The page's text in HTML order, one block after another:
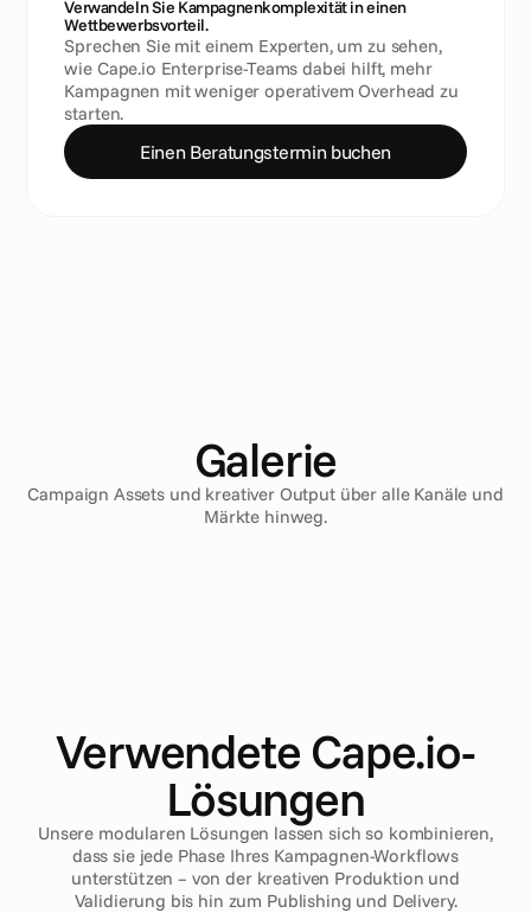
Verwandeln Sie Kampagnenkomplexität in einen
Wettbewerbsvorteil.
Sprechen Sie mit einem Experten, um zu sehen,
wie Cape.io Enterprise-Teams dabei hilft, mehr
Kampagnen mit weniger operativem Overhead zu
starten.
Einen Beratungstermin buchen
Galerie
Campaign Assets und kreativer Output über alle Kanäle und
Märkte hinweg.
Verwendete Cape.io-
Lösungen
Unsere modularen Lösungen lassen sich so kombinieren,
dass sie jede Phase Ihres Kampagnen-Workflows
unterstützen – von der kreativen Produktion und
Validierung bis hin zum Publishing und Delivery.